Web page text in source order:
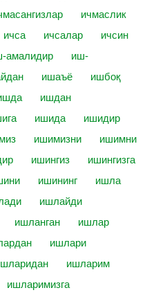
ичмаслик
ичса ичсалар
ичсин
амалидир
иш-
ишаъё
ишбоқ
ишдан
ишида
ишидир
ишимизни
ишимни
ишингиз
ишингизга
ишининг
ишла
ишлайди
ишланган
ишлар
ишлари
ишларим
ишларимизга